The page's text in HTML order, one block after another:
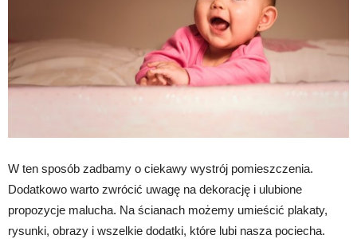
W ten sposób zadbamy o ciekawy wystrój pomieszczenia.
Dodatkowo warto zwrócić uwagę na dekorację i ulubione
propozycje malucha. Na ścianach możemy umieścić plakaty,
rysunki, obrazy i wszelkie dodatki, które lubi nasza pociecha.